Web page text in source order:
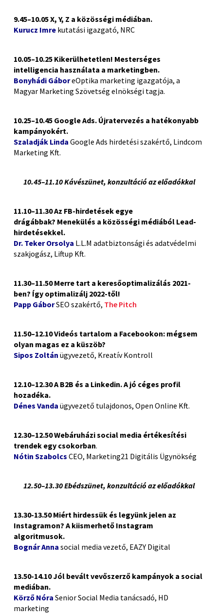
9.45–10.05 X, Y, Z a közösségi médiában.
Kurucz Imre kutatási igazgató, NRC
10.05–10.25 Kikerülhetetlen! Mesterséges
intelligencia használata a marketingben.
Bonyhádi GáboreOptika marketing igazgatója, a
Magyar Marketing Szövetség elnökségi tagja.
10.25–10.45 Google Ads. Újratervezés a hatékonyabb
kampányokért.
Szaladják Linda Google Ads hirdetési szakértő, Lindcom
Marketing Kft.
10.45–11.10 Kávészünet, konzultáció az előadókkal
11.10–11.30 Az FB-hirdetések egye
drágábbak? Menekülés a közösségi médiából Lead-
hirdetésekkel.
Dr. Teker Orsolya L.L.M adatbiztonsági és adatvédelmi
szakjogász, Liftup Kft.
11.30–11.50 Merre tart a keresőoptimalizálás 2021-
ben? Így optimalizálj 2022-től!
Papp GáborSEO szakértő, The Pitch
11.50–12.10 Videós tartalom a Facebookon: mégsem
olyan magas ez a küszöb?
Sipos Zoltán ügyvezető, Kreatív Kontroll
12.10–12.30 A B2B és a Linkedin. A jó céges profil
hozadéka.
Dénes Vanda ügyvezető tulajdonos, Open Online Kft.
12.30–12.50 Webáruházi social media értékesítési
trendek egy csokorban.
Nótin Szabolcs CEO, Marketing21 Digitális Ügynökség
12.50–13.30 Ebédszünet, konzultáció az előadókkal
13.30-13.50 Miért hirdessük és legyünk jelen az
Instagramon? A kiismerhető Instagram
algoritmusok.
Bognár Anna social media vezető, EAZY Digital
13.50-14.10 Jól bevált vevőszerző kampányok a social
mediában.
Körző Nóra Senior Social Media tanácsadó, HD
marketing